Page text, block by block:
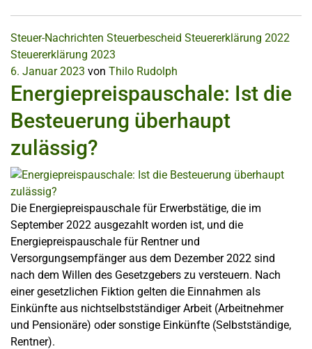
Steuer-Nachrichten Steuerbescheid Steuererklärung 2022
Steuererklärung 2023
6. Januar 2023 von Thilo Rudolph
Energiepreispauschale: Ist die
Besteuerung überhaupt
zulässig?
Die Energiepreispauschale für Erwerbstätige, die im
September 2022 ausgezahlt worden ist, und die
Energiepreispauschale für Rentner und
Versorgungsempfänger aus dem Dezember 2022 sind
nach dem Willen des Gesetzgebers zu versteuern. Nach
einer gesetzlichen Fiktion gelten die Einnahmen als
Einkünfte aus nichtselbstständiger Arbeit (Arbeitnehmer
und Pensionäre) oder sonstige Einkünfte (Selbstständige,
Rentner).